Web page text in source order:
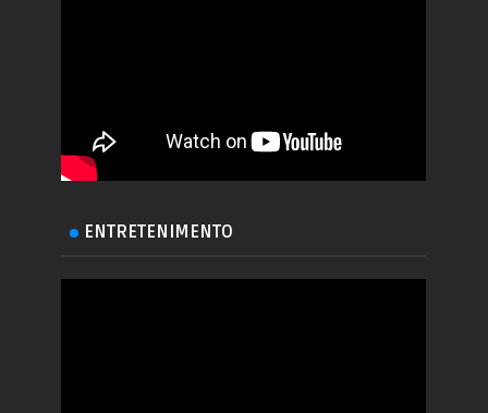
ENTRETENIMENTO